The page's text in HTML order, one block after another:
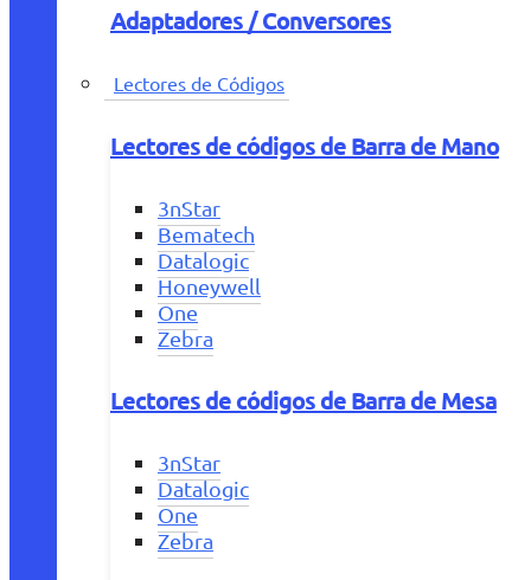
Adaptadores / Conversores
Lectores de Códigos
Lectores de códigos de Barra de Mano
3nStar
Bematech
Datalogic
Honeywell
One
Zebra
Lectores de códigos de Barra de Mesa
3nStar
Datalogic
One
Zebra